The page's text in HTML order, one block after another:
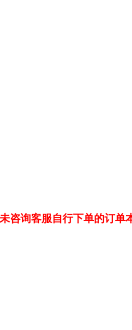
咨询客服自行下单的订单